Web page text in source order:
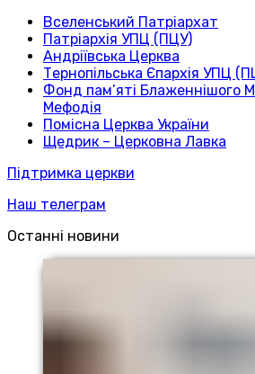
Вселенський Патріархат
Патріархія УПЦ (ПЦУ)
Андріївська Церква
Тернопільська Єпархія УПЦ
Фонд пам’яті Блаженнішого
Мефодія
Помісна Церква України
Щедрик – Церковна Лавка
Підтримка церкви
Наш телеграм
Останні новини